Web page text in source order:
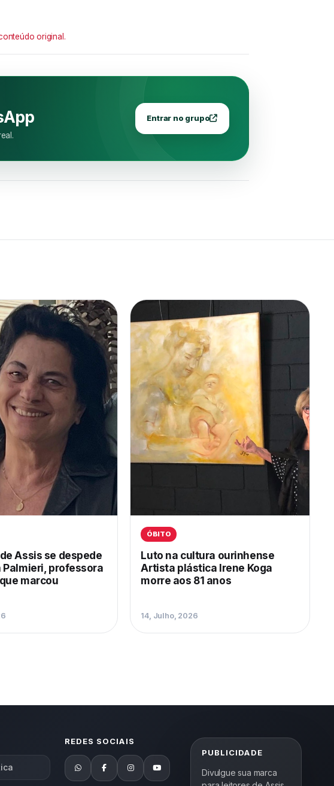
original.
Entrar no grupo
Assis se despede
Palmieri, professora
marcou
ÓBITO
Luto na cultura ourinhense
Artista plástica Irene Koga
morre aos 81 anos
14, Julho, 2026
REDES SOCIAIS
PUBLICIDADE
Divulgue sua marca